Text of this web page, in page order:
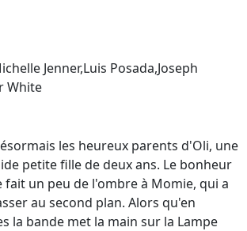
Jenner,Luis Posada,Joseph
White
les heureux parents d'Oli, une
petite fille de deux ans. Le bonheur
un peu de l'ombre à Momie, qui a
au second plan. Alors qu'en
la bande met la main sur la Lampe